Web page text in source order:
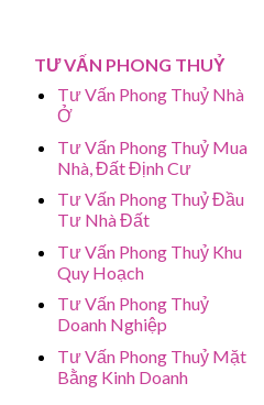
TƯ VẤN PHONG THUỶ
Tư Vấn Phong Thuỷ Nhà
Ở
Tư Vấn Phong Thuỷ Mua
Nhà, Đất Định Cư
Tư Vấn Phong Thuỷ Đầu
Tư Nhà Đất
Tư Vấn Phong Thuỷ Khu
Quy Hoạch
Tư Vấn Phong Thuỷ
Doanh Nghiệp
Tư Vấn Phong Thuỷ Mặt
Bằng Kinh Doanh